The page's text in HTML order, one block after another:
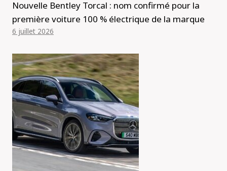
Nouvelle Bentley Torcal : nom confirmé pour la
première voiture 100 % électrique de la marque
6 juillet 2026